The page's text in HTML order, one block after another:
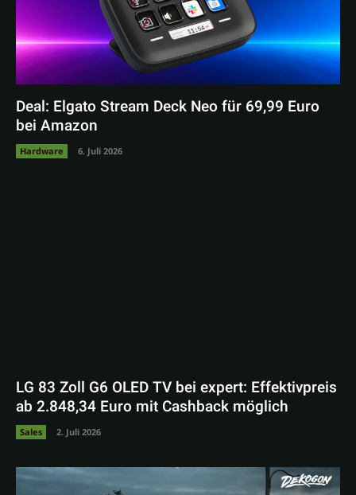
Deal: Elgato Stream Deck Neo für 69,99 Euro
bei Amazon
Hardware 6. Juli 2026
LG 83 Zoll G6 OLED TV bei expert: Effektivpreis
ab 2.848,34 Euro mit Cashback möglich
Sales 2. Juli 2026